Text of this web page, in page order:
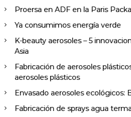
s
Proersa en ADF en la Paris
Ya consumimos energía verde
K-beauty aerosoles – 5
Asia
Fabricación de aerosoles
aerosoles plásticos
Envasado aerosoles ecológicos:
Fabricación de sprays agua